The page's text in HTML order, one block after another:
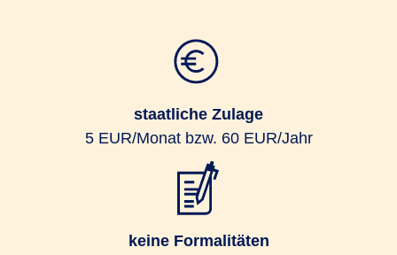
staatliche Zulage
5 EUR/Monat bzw. 60 EUR/Jahr
keine Formalitäten